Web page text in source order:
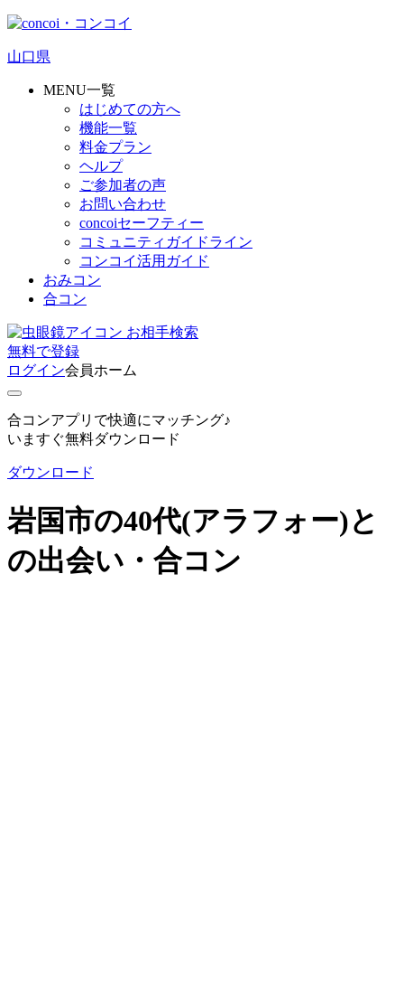
山口県
MENU一覧
はじめての方へ
機能一覧
料金プラン
ヘルプ
ご参加者の声
お問い合わせ
concoiセーフティー
コミュニティガイドライン
コンコイ活用ガイド
おみコン
合コン
お相手検索
無料で登録
ログイン会員ホーム
合コンアプリで快適にマッチング♪
いますぐ無料ダウンロード
ダウンロード
岩国市の40代(アラフォー)と
の出会い・合コン